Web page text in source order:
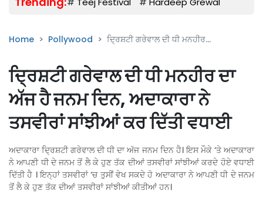
Home Pollywood ਦ੍ਰਿਸ਼ਟੀ ਗਰੇਵਾਲ ਦੀ ਧੀ ਮਨਹੀਰ...
ਦ੍ਰਿਸ਼ਟੀ ਗਰੇਵਾਲ ਦੀ ਧੀ ਮਨਹੀਰ ਦਾ
ਅੱਜ ਹੈ ਜਨਮ ਦਿਨ, ਅਦਾਕਾਰਾ ਨੇ
ਤਸਵੀਰਾਂ ਸਾਂਝੀਆਂ ਕਰ ਦਿੱਤੀ ਵਧਾਈ
ਅਦਾਕਾਰਾ ਦ੍ਰਿਸ਼ਟੀ ਗਰੇਵਾਲ ਦੀ ਧੀ ਦਾ ਅੱਜ ਜਨਮ ਦਿਨ ਹੈ। ਇਸ ਮੌਕੇ ‘ਤੇ ਅਦਾਕਾਰਾ
ਨੇ ਆਪਣੀ ਧੀ ਦੇ ਜਨਮ ਤੋਂ ਲੈ ਕੇ ਹੁਣ ਤੱਕ ਦੀਆਂ ਤਸਵੀਰਾਂ ਸਾਂਝੀਆਂ ਕਰਦੇ ਹੋਏ ਵਧਾਈ
ਦਿੱਤੀ ਹੈ । ਇਨ੍ਹਾਂ ਤਸਵੀਰਾਂ ‘ਚ ਤੁਸੀਂ ਵੇਖ ਸਕਦੇ ਹੋ ਅਦਾਕਾਰਾ ਨੇ ਆਪਣੀ ਧੀ ਦੇ ਜਨਮ
ਤੋਂ ਲੈ ਕੇ ਹੁਣ ਤੱਕ ਦੀਆਂ ਤਸਵੀਰਾਂ ਸਾਂਝੀਆਂ ਕੀਤੀਆਂ ਹਨ।